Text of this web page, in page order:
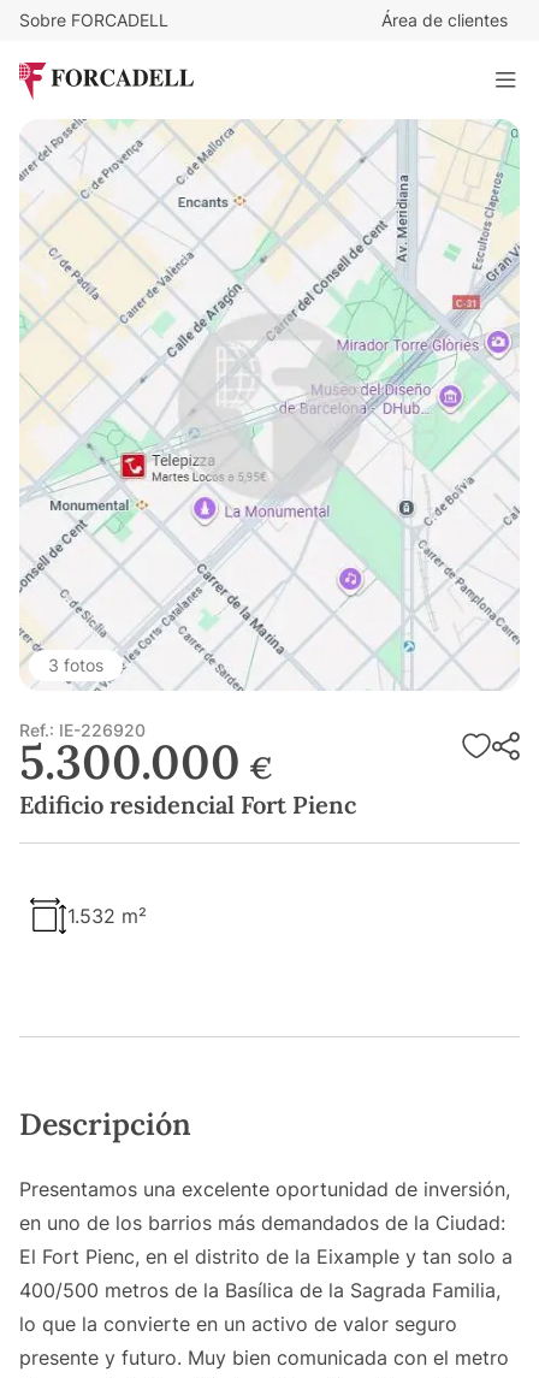
Sobre FORCADELL Área de clientes
5.300.000
1.532 m²
3 fotos
Ref.: IE-226920
5.300.000 €
Edificio residencial Fort Pienc
1.532 m²
Descripción
Presentamos una excelente oportunidad de inversión,
en uno de los barrios más demandados de la Ciudad:
El Fort Pienc, en el distrito de la Eixample y tan solo a
400/500 metros de la Basílica de la Sagrada Familia,
lo que la convierte en un activo de valor seguro
presente y futuro. Muy bien comunicada con el metro